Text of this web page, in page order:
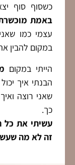
כשסוף סוף
באמת
עצמי כמו
במקום להבין
הייתי במקום
הבנתי איך
שאני רוצה
כך.
עשיתי את כל
זה לא מה